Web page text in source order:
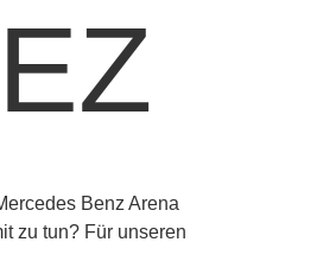
Benz Arena
zu tun? Für unseren